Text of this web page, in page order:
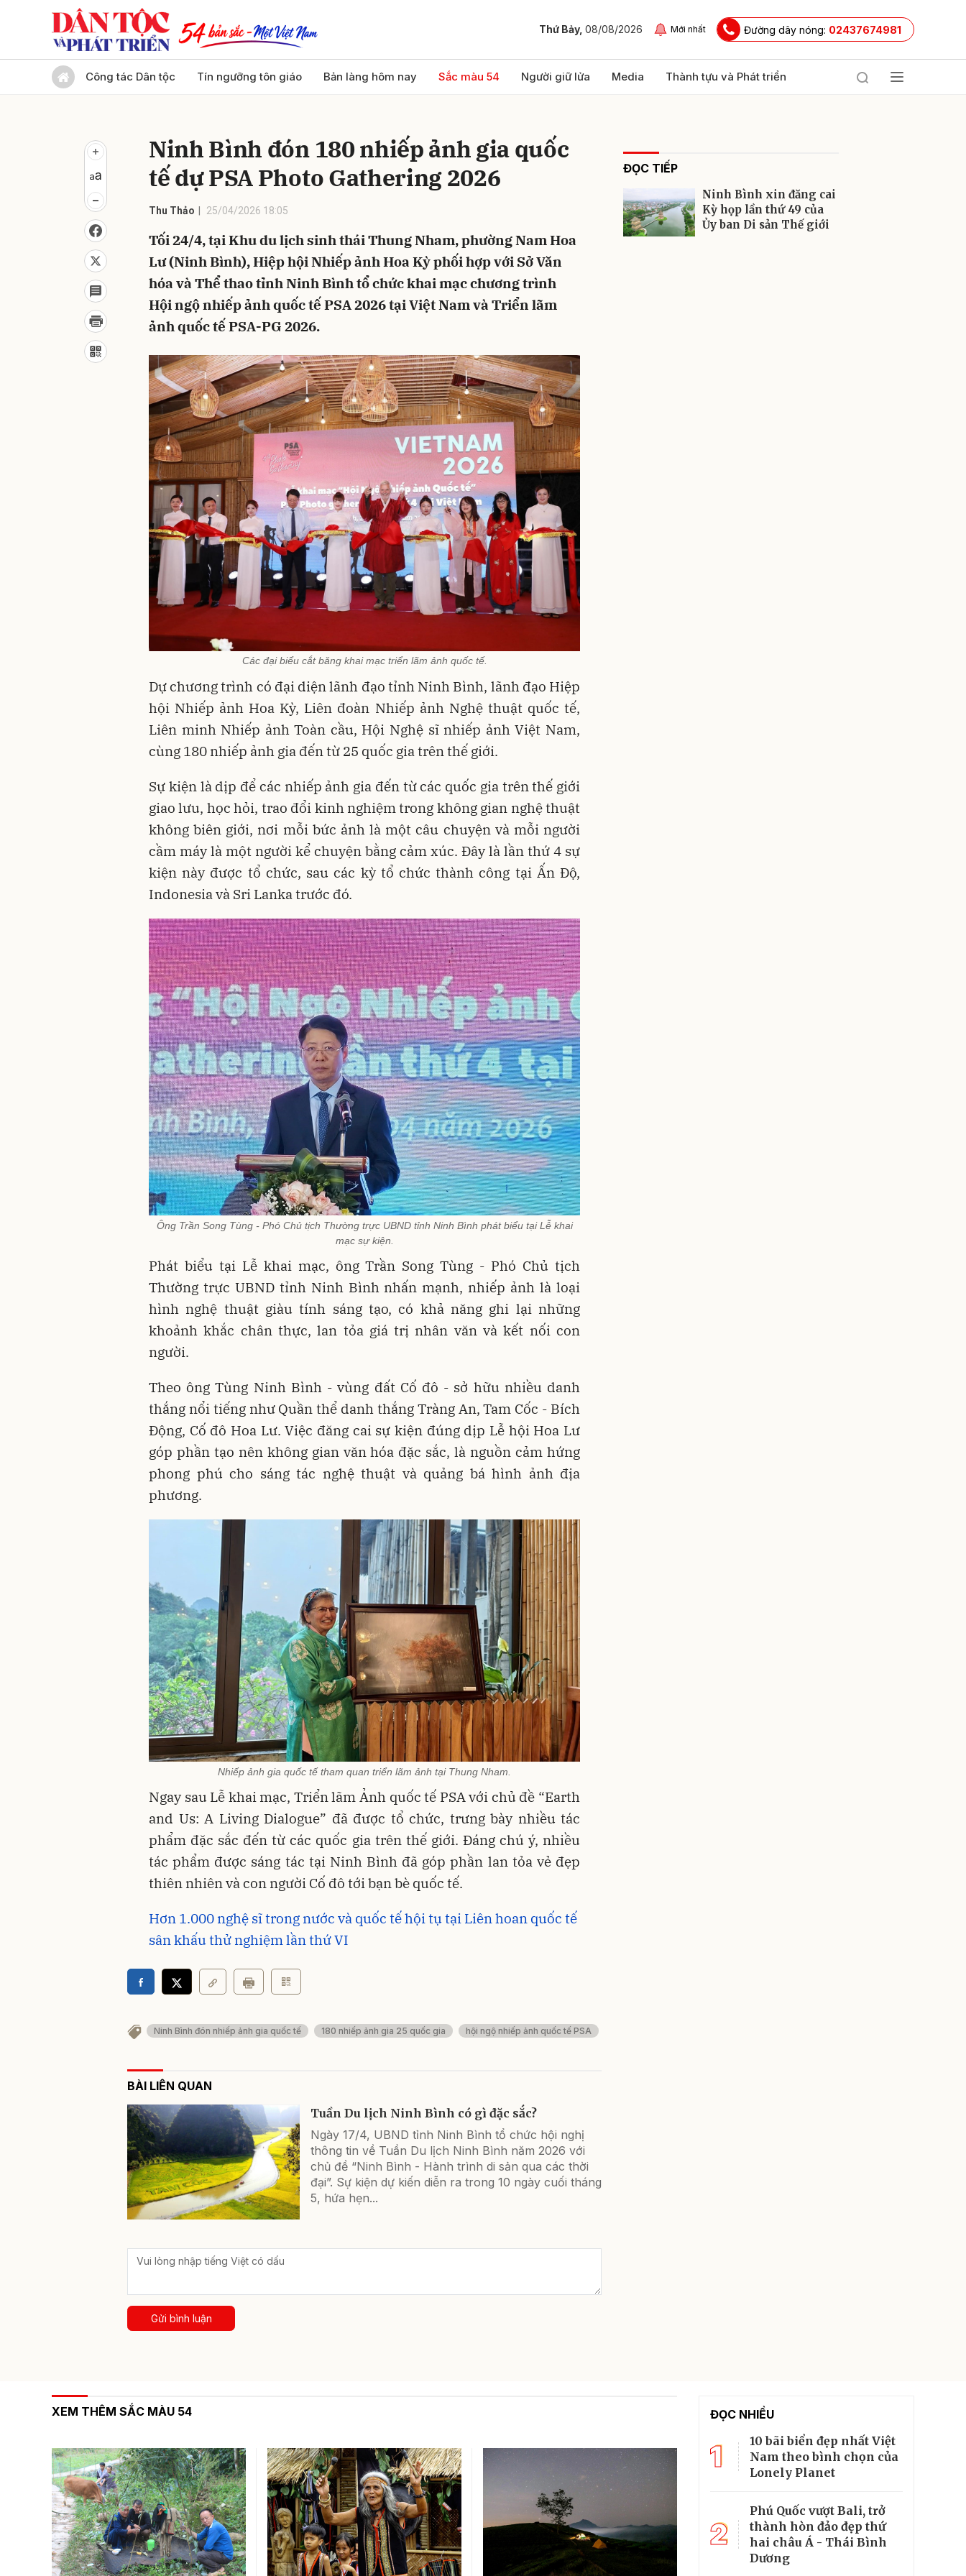
Thứ Bảy, 08/08/2026 Mới nhất Đường dây nóng: 02437674981
Công tác Dân tộc Tín ngưỡng tôn giáo Bản làng hôm nay Sắc màu 54 Người giữ lửa Media Thành tựu và Phát triển
Ninh Bình đón 180 nhiếp ảnh gia quốc
tế dự PSA Photo Gathering 2026
Thu Thảo 25/04/2026 18:05
Tối 24/4, tại Khu du lịch sinh thái Thung Nham, phường Nam Hoa
Lư (Ninh Bình), Hiệp hội Nhiếp ảnh Hoa Kỳ phối hợp với Sở Văn
hóa và Thể thao tỉnh Ninh Bình tổ chức khai mạc chương trình
Hội ngộ nhiếp ảnh quốc tế PSA 2026 tại Việt Nam và Triển lãm
ảnh quốc tế PSA-PG 2026.
Các đại biểu cắt băng khai mạc triển lãm ảnh quốc tế.
Dự chương trình có đại diện lãnh đạo tỉnh Ninh Bình, lãnh đạo Hiệp
hội Nhiếp ảnh Hoa Kỳ, Liên đoàn Nhiếp ảnh Nghệ thuật quốc tế,
Liên minh Nhiếp ảnh Toàn cầu, Hội Nghệ sĩ nhiếp ảnh Việt Nam,
cùng 180 nhiếp ảnh gia đến từ 25 quốc gia trên thế giới.
Sự kiện là dịp để các nhiếp ảnh gia đến từ các quốc gia trên thế giới
giao lưu, học hỏi, trao đổi kinh nghiệm trong không gian nghệ thuật
không biên giới, nơi mỗi bức ảnh là một câu chuyện và mỗi người
cầm máy là một người kể chuyện bằng cảm xúc. Đây là lần thứ 4 sự
kiện này được tổ chức, sau các kỳ tổ chức thành công tại Ấn Độ,
Indonesia và Sri Lanka trước đó.
Ông Trần Song Tùng - Phó Chủ tịch Thường trực UBND tỉnh Ninh Bình phát biểu tại Lễ khai
mạc sự kiện.
Phát biểu tại Lễ khai mạc, ông Trần Song Tùng - Phó Chủ tịch
Thường trực UBND tỉnh Ninh Bình nhấn mạnh, nhiếp ảnh là loại
hình nghệ thuật giàu tính sáng tạo, có khả năng ghi lại những
khoảnh khắc chân thực, lan tỏa giá trị nhân văn và kết nối con
người.
Theo ông Tùng Ninh Bình - vùng đất Cố đô - sở hữu nhiều danh
thắng nổi tiếng như Quần thể danh thắng Tràng An, Tam Cốc - Bích
Động, Cố đô Hoa Lư. Việc đăng cai sự kiện đúng dịp Lễ hội Hoa Lư
góp phần tạo nên không gian văn hóa đặc sắc, là nguồn cảm hứng
phong phú cho sáng tác nghệ thuật và quảng bá hình ảnh địa
phương.
Nhiếp ảnh gia quốc tế tham quan triển lãm ảnh tại Thung Nham.
Ngay sau Lễ khai mạc, Triển lãm Ảnh quốc tế PSA với chủ đề “Earth
and Us: A Living Dialogue” đã được tổ chức, trưng bày nhiều tác
phẩm đặc sắc đến từ các quốc gia trên thế giới. Đáng chú ý, nhiều
tác phẩm được sáng tác tại Ninh Bình đã góp phần lan tỏa vẻ đẹp
thiên nhiên và con người Cố đô tới bạn bè quốc tế.
Hơn 1.000 nghệ sĩ trong nước và quốc tế hội tụ tại Liên hoan quốc tế
sân khấu thử nghiệm lần thứ VI
Ninh Bình đón nhiếp ảnh gia quốc tế 180 nhiếp ảnh gia 25 quốc gia hội ngộ nhiếp ảnh quốc tế PSA
BÀI LIÊN QUAN
Tuần Du lịch Ninh Bình có gì đặc sắc?
Ngày 17/4, UBND tỉnh Ninh Bình tổ chức hội nghị
thông tin về Tuần Du lịch Ninh Bình năm 2026 với
chủ đề “Ninh Bình - Hành trình di sản qua các thời
đại”. Sự kiện dự kiến diễn ra trong 10 ngày cuối tháng
5, hứa hẹn...
Gửi bình luận
ĐỌC TIẾP
Ninh Bình xin đăng cai
Kỳ họp lần thứ 49 của
Ủy ban Di sản Thế giới
XEM THÊM SẮC MÀU 54 ĐỌC NHIỀU
1
10 bãi biển đẹp nhất Việt
Nam theo bình chọn của
Lonely Planet
2
Phú Quốc vượt Bali, trở
thành hòn đảo đẹp thứ
hai châu Á - Thái Bình
Dương
Gửi bình luận
Hủy Gửi